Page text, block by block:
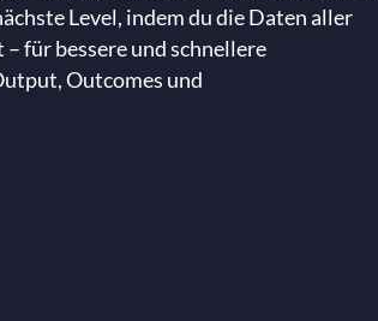
Level, indem du die Daten aller
für bessere und schnellere
Outcomes und